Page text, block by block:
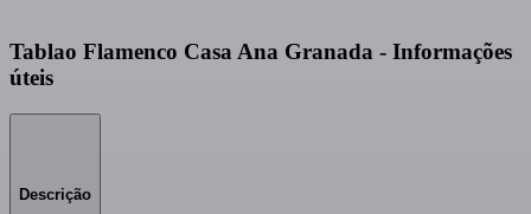
Tablao Flamenco Casa Ana Granada - Informações
úteis
Descrição